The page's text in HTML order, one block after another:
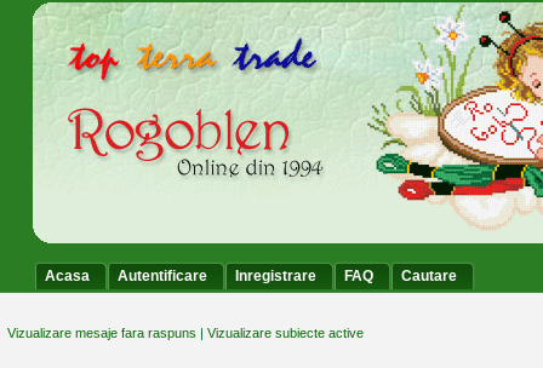
Acasa Autentificare Inregistrare FAQ Cautare
Vizualizare mesaje fara raspuns | Vizualizare subiecte active